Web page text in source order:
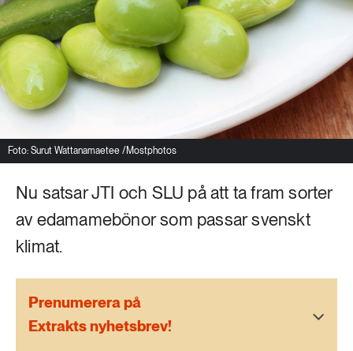
Mat & jordbruk
Skog
Social hållbarhet
Transport
Vatten
252 ARTIKLAR
Landsbygd
939 ARTIKLAR
Livsstil & konsumtion
612 ARTIKLAR
Skog
Social hållbarhet
Foto: Surut Wattanamaetee /Mostphotos
Nu satsar JTI och SLU på att ta fram sorter
av edamamebönor som passar svenskt
klimat.
Prenumerera på
Extrakts nyhetsbrev!